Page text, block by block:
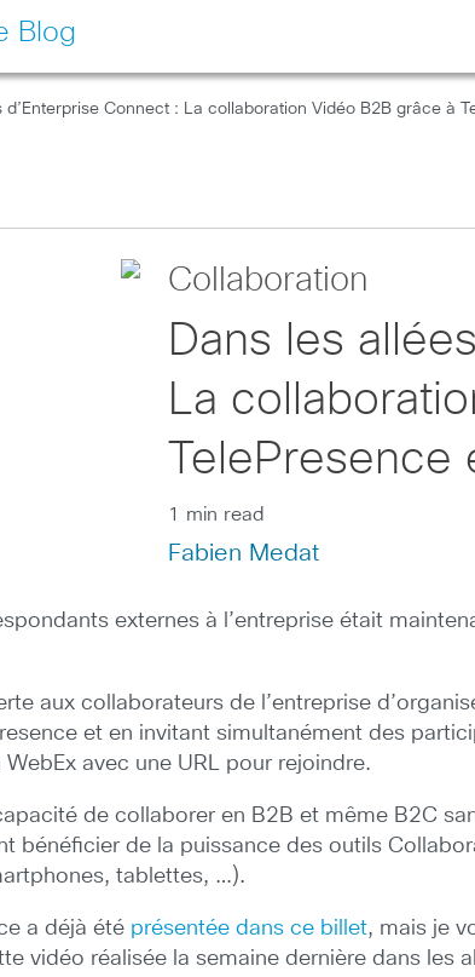
Blog
d’Enterprise Connect : La collaboration Vidéo B2B grâce à
Collaboration
Dans les
La
1 min read
Fabien Medat
externes à l’entreprise était
aux collaborateurs de l’entreprise
et en invitant simultanément des
avec une URL pour rejoindre.
de collaborer en B2B et même B2C
bénéficier de la puissance des outils
tablettes, …).
a déjà été présentée dans ce billet, mais je
vidéo réalisée la semaine dernière dans les